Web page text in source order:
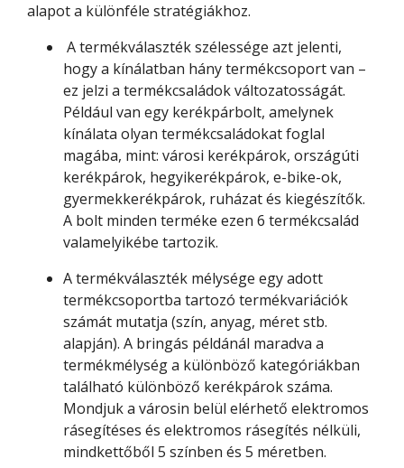
alapot a különféle stratégiákhoz.
A termékválaszték szélessége azt jelenti,
hogy a kínálatban hány termékcsoport van –
ez jelzi a termékcsaládok változatosságát.
Például van egy kerékpárbolt, amelynek
kínálata olyan termékcsaládokat foglal
magába, mint: városi kerékpárok, országúti
kerékpárok, hegyikerékpárok, e-bike-ok,
gyermekkerékpárok, ruházat és kiegészítők.
A bolt minden terméke ezen 6 termékcsalád
valamelyikébe tartozik.
A termékválaszték mélysége egy adott
termékcsoportba tartozó termékvariációk
számát mutatja (szín, anyag, méret stb.
alapján). A bringás példánál maradva a
termékmélység a különböző kategóriákban
található különböző kerékpárok száma.
Mondjuk a városin belül elérhető elektromos
rásegítéses és elektromos rásegítés nélküli,
mindkettőből 5 színben és 5 méretben.